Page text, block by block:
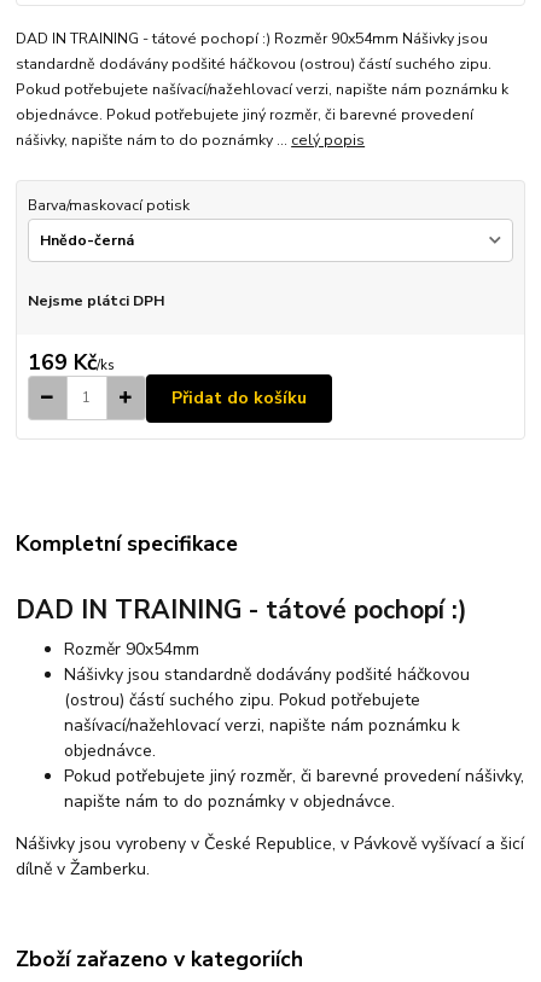
DAD IN TRAINING - tátové pochopí :) Rozměr 90x54mm Nášivky jsou
standardně dodávány podšité háčkovou (ostrou) částí suchého zipu.
Pokud potřebujete našívací/nažehlovací verzi, napište nám poznámku k
objednávce. Pokud potřebujete jiný rozměr, či barevné provedení
nášivky, napište nám to do poznámky ... celý popis
Barva/maskovací potisk
Nejsme plátci DPH
169 Kč/ks
Přidat do košíku
Kompletní specifikace
DAD IN TRAINING - tátové pochopí :)
Rozměr 90x54mm
Nášivky jsou standardně dodávány podšité háčkovou
(ostrou) částí suchého zipu. Pokud potřebujete
našívací/nažehlovací verzi, napište nám poznámku k
objednávce.
Pokud potřebujete jiný rozměr, či barevné provedení nášivky,
napište nám to do poznámky v objednávce.
Nášivky jsou vyrobeny v České Republice, v Pávkově vyšívací a šicí
dílně v Žamberku.
Zboží zařazeno v kategoriích